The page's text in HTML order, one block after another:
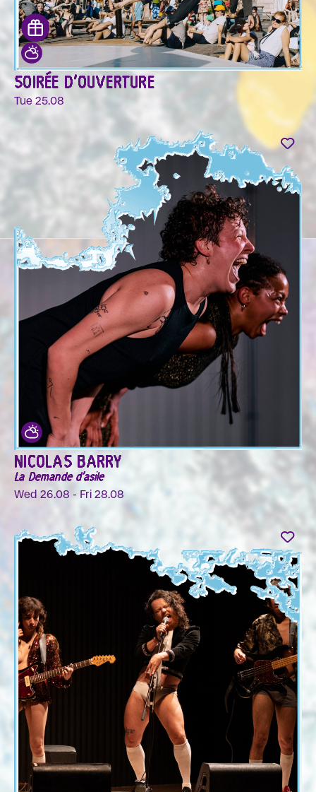
SOIRÉE D'OUVERTURE
Tue 25.08
NICOLAS BARRY
La Demande d'asile
Wed 26.08 - Fri 28.08